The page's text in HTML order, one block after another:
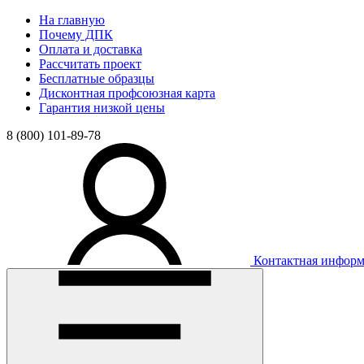
На главную
Почему ДПК
Оплата и доставка
Рассчитать проект
Бесплатные образцы
Дисконтная профсоюзная карта
Гарантия низкой цены
8 (800) 101-89-78
Контактная